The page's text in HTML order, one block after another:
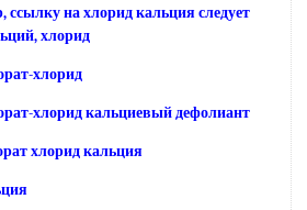
на хлорид кальция следует
хлорид
хлорид
хлорид кальциевый дефолиант
хлорид кальция